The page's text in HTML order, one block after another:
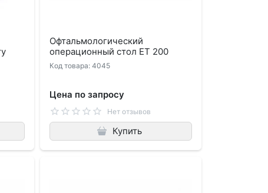
Офтальмологический
операционный стол ЕТ 200
Код товара: 4045
Цена по запросу
Нет отзывов
Купить